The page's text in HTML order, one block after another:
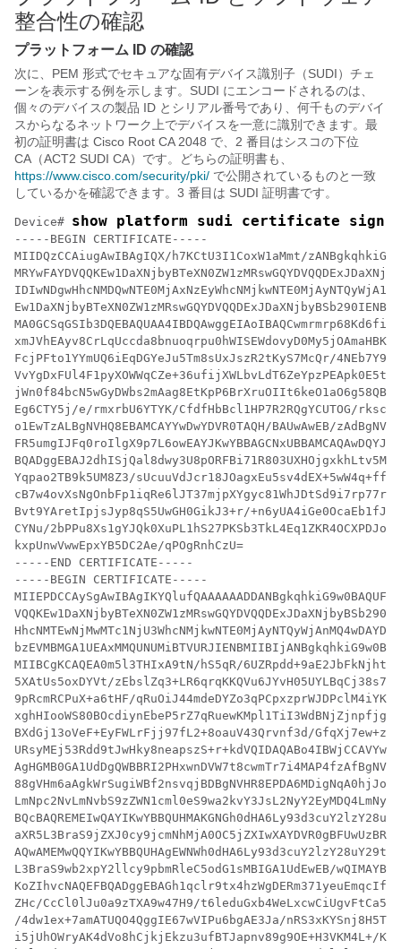
整合性の確認
プラットフォーム ID の確認
次に、PEM 形式でセキュアな固有デバイス識別子（SUDI）チェ
ーンを表示する例を示します。SUDI にエンコードされるのは、
個々のデバイスの製品 ID とシリアル番号であり、何千ものデバイ
スからなるネットワーク上でデバイスを一意に識別できます。最
初の証明書は Cisco Root CA 2048 で、2 番目はシスコの下位
CA（ACT2 SUDI CA）です。どちらの証明書も、
https://www.cisco.com/security/pki/ で公開されているものと一致
しているかを確認できます。3 番目は SUDI 証明書です。
Device# show platform sudi certificate sign
-----BEGIN CERTIFICATE-----
MIIDQzCCAiugAwIBAgIQX/h7KCtU3I1CoxW1aMmt/
FcjPFto1YYmUQ6iEqDGYeJu5Tm8sUxJszR2tKyS7McQr/
Eg6CTY5j/e/rmxrbU6YTYK/CfdfHbBcl1HP7R2RQgYCUTOG/
o1EwTzALBgNVHQ8EBAMCAYYwDwYDVR0TAQH/BAUwAwEB/
Yqpao2TB9k5UM8Z3/
Bvt9YAretIpjsJyp8qS5UwGH0GikJ3+r/
CYNu/
kxpUnwVwwEpxYB5DC2Ae/qPOgRnhCzU=
-----END CERTIFICATE-----
-----BEGIN CERTIFICATE-----
MIIBCgKCAQEA0m5l3THIxA9tN/hS5qR/
5XAtUs5oxDYVt/
9pRcmRCPuX+a6tHF/
BXdGj13oVeF+EyFWLrFjj97fL2+8oauV43Qrvnf3d/GfqXj7ew+z/
L3BraS9wb2xpY2llcy9pbmRleC5odG1sMBIGA1UdEwEB/
ZHc/CcCl0lJu0a9zTXA9w47H9/
/4dw1ex+7amATUQO4QggIE67wVIPu6bgAE3Ja/
i5jUhOWryAK4dVo8hCjkjEkzu3ufBTJapnv89g9OE+H3VKM4L+/